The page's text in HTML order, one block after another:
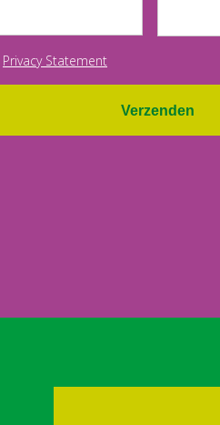
Privacy Statement
Verzenden